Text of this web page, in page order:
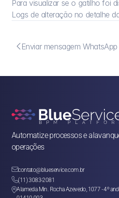
Logs de alteração no detalhe
 Enviar mensagem WhatsApp
Automatize processos e
operações
contato@blueservice.com.br
(11) 3083-2081
Alameda Min. Rocha Azevedo, 1077 - 4º